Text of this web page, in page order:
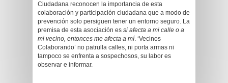
Ciudadana reconocen la importancia de esta
colaboración y participación ciudadana que a modo de
prevención solo persiguen tener un entorno seguro. La
premisa de esta asociación es si afecta a mi calle o a
mi vecino, entonces me afecta a mí. ‘Vecinos
Colaborando’ no patrulla calles, ni porta armas ni
tampoco se enfrenta a sospechosos, su labor es
observar e informar.